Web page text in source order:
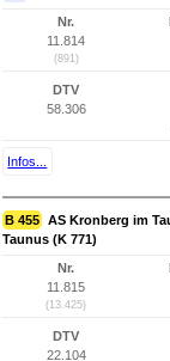
Nr.
11.814
(891)
DTV
58.306
Infos...
B 455 AS Kronberg im
Taunus (K 771)
Nr.
11.815
(13.425)
DTV
22.104